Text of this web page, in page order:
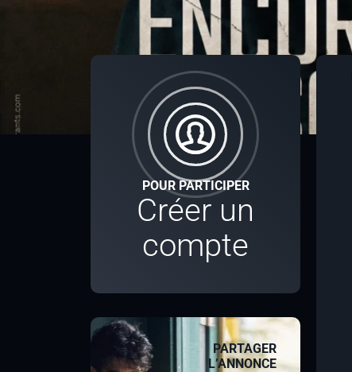
POUR PARTICIPER
Créer un
compte
PARTAGER
L’ANNONCE